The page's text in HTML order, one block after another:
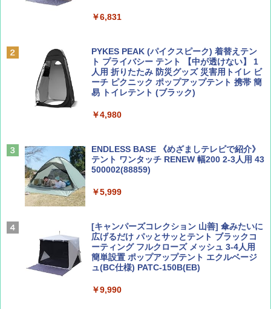
￥1,500
AIRLINE（エアライン）2026年9月号【特
集】ボーイング110周年を祝して！
￥1,760
￥2,479
ァキア 2026～2027 地球の歩き方A ヨーロッ
￥2,277
新しい日本地理 地図・統計・移動から読み
解く (講談社現代新書)
￥1,540
￥6,831
PYKES PEAK (パイクスピーク) 着替えテン
ト プライバシー テント 【中が透けない】 1
人用 折りたたみ 防災グッズ 災害用トイレ ビ
ーチ ピクニック ポップアップテント 携帯 簡
易 トイレテント (ブラック)
￥4,980
ENDLESS BASE 《めざましテレビで紹介》
テント ワンタッチ RENEW 幅200 2-3人用 43
500002(88859)
￥5,999
[キャンパーズコレクション 山善] 傘みたいに
広げるだけ パッとサッとテント ブラックコ
ーティング フルクローズ メッシュ 3-4人用
簡単設置 ポップアップテント エクルベージ
ュ(BC仕様) PATC-150B(EB)
￥9,990